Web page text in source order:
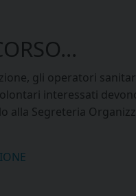
gli operatori
interessati
alla Segreteria